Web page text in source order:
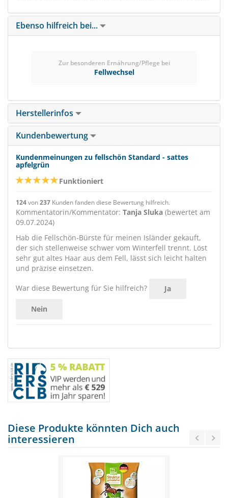
Ebenso hilfreich bei...
Zur besonderen Ernährung/Pflege bei
Fellwechsel
Herstellerinfos
Kundenbewertung
Kundenmeinungen zu fellschön Standard - sattes
apfelgrün
Funktioniert
124von237 Kunden fanden diese Bewertung hilfreich.
Kommentatorin/Kommentator: Tanja Sluka (bewertet am
09.07.2024)
Hab die Fellschön-Bürste für meinen Isländer gekauft,
der sich stellenweise schwer vom Winterfell trennt. Löst
sehr gut altes Haar aus dem Fell, lässt sich leicht halten
und präzise einsetzen.
War diese Bewertung für Sie hilfreich? Ja
Nein
Diese Produkte könnten Dich auch
interessieren